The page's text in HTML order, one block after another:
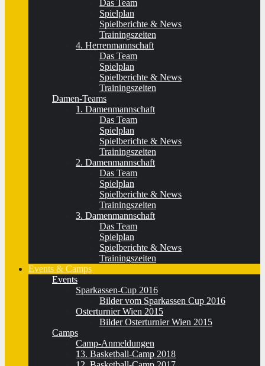
Das Team
Spielplan
Spielberichte & News
Trainingszeiten
4. Herrenmannschaft
Das Team
Spielplan
Spielberichte & News
Trainingszeiten
Damen-Teams
1. Damenmannschaft
Das Team
Spielplan
Spielberichte & News
Trainingszeiten
2. Damenmannschaft
Das Team
Spielplan
Spielberichte & News
Trainingszeiten
3. Damenmannschaft
Das Team
Spielplan
Spielberichte & News
Trainingszeiten
Events & Camps
Events
Sparkassen-Cup 2016
Bilder vom Sparkassen Cup 2016
Osterturnier Wien 2015
Bilder Osterturnier Wien 2015
Camps
Camp-Anmeldungen
13. Basketball-Camp 2018